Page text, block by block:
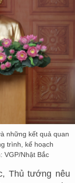
những kết quả quan
trình, kế hoạch
VGP/Nhật Bắc
Thủ tướng nêu